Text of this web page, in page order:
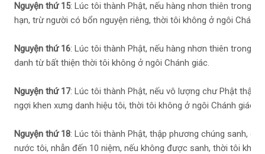
Nguyện thứ 15: Lúc tôi thành Phật, nếu hàng nhơn thiên trong
hạn, trừ người có bổn nguyện riêng, thời tôi không ở ngôi Chánh
Nguyện thứ 16: Lúc tôi thành Phật, nếu hàng nhơn thiên trong
danh từ bất thiện thời tôi không ở ngôi Chánh giác.
Nguyện thứ 17: Lúc tôi thành Phật, nếu vô lượng chư Phật thập
ngợi khen xưng danh hiệu tôi, thời tôi không ở ngôi Chánh giác.
Nguyện thứ 18: Lúc tôi thành Phật, thập phương chúng sanh,
nước tôi, nhẫn đến 10 niệm, nếu không được sanh, thời tôi